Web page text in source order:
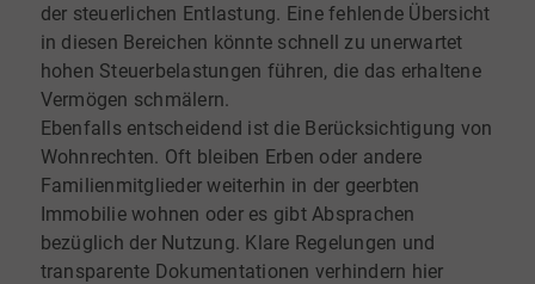
der steuerlichen Entlastung. Eine fehlende Übersicht
in diesen Bereichen könnte schnell zu unerwartet
hohen Steuerbelastungen führen, die das erhaltene
Vermögen schmälern.
Ebenfalls entscheidend ist die Berücksichtigung von
Wohnrechten. Oft bleiben Erben oder andere
Familienmitglieder weiterhin in der geerbten
Immobilie wohnen oder es gibt Absprachen
bezüglich der Nutzung. Klare Regelungen und
transparente Dokumentationen verhindern hier